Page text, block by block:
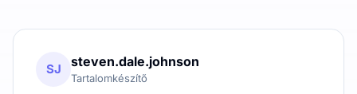
SJ steven.dale.johnson
Tartalomkészítő